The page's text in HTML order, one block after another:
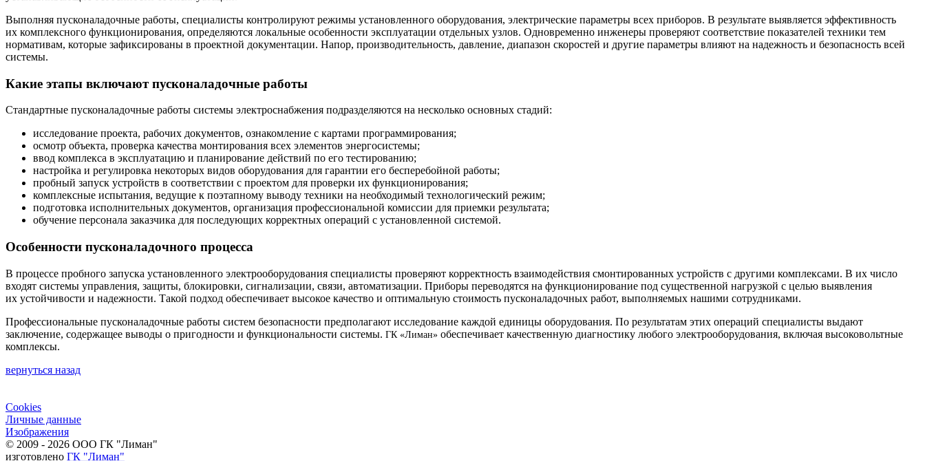
Выполняя пусконаладочные работы, специалисты контролируют режимы установленного оборудования, электрические параметры всех приборов. В результате выявляется эффективность
их комплексного функционирования, определяются локальные особенности эксплуатации отдельных узлов. Одновременно инженеры проверяют соответствие показателей техники тем
нормативам, которые зафиксированы в проектной документации. Напор, производительность, давление, диапазон скоростей и другие параметры влияют на надежность и безопасность всей
системы.
Какие этапы включают пусконаладочные работы
Стандартные пусконаладочные работы системы электроснабжения подразделяются на несколько основных стадий:
исследование проекта, рабочих документов, ознакомление с картами программирования;
осмотр объекта, проверка качества монтирования всех элементов энергосистемы;
ввод комплекса в эксплуатацию и планирование действий по его тестированию;
настройка и регулировка некоторых видов оборудования для гарантии его бесперебойной работы;
пробный запуск устройств в соответствии с проектом для проверки их функционирования;
комплексные испытания, ведущие к поэтапному выводу техники на необходимый технологический режим;
подготовка исполнительных документов, организация профессиональной комиссии для приемки результата;
обучение персонала заказчика для последующих корректных операций с установленной системой.
Особенности пусконаладочного процесса
В процессе пробного запуска установленного электрооборудования специалисты проверяют корректность взаимодействия смонтированных устройств с другими комплексами. В их число
входят системы управления, защиты, блокировки, сигнализации, связи, автоматизации. Приборы переводятся на функционирование под существенной нагрузкой с целью выявления
их устойчивости и надежности. Такой подход обеспечивает высокое качество и оптимальную стоимость пусконаладочных работ, выполняемых нашими сотрудниками.
Профессиональные пусконаладочные работы систем безопасности предполагают исследование каждой единицы оборудования. По результатам этих операций специалисты выдают
заключение, содержащее выводы о пригодности и функциональности системы. ГК «Лиман» обеспечивает качественную диагностику любого электрооборудования, включая высоковольтные
комплексы.
вернуться назад
Cookies
Личные данные
Изображения
© 2009 - 2026 ООО ГК "Лиман"
изготовлено ГК "Лиман"